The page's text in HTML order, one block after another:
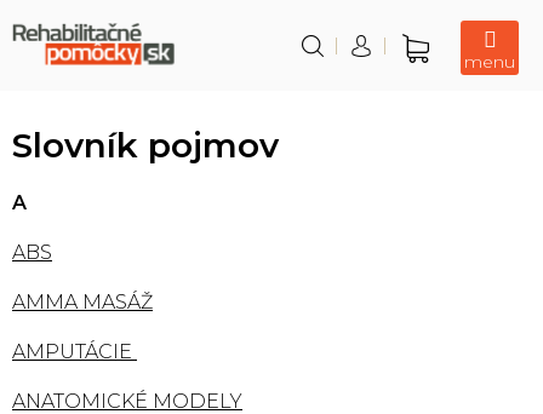
na
obsah
Nákupný
Slovník pojmov
A
ABS
AMMA MASÁŽ
AMPUTÁCIE
ANATOMICKÉ MODELY